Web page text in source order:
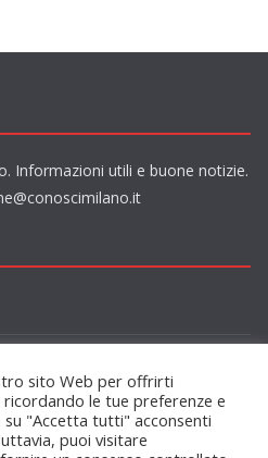
Informazioni utili e buone notizie.
sito Web per offrirti
le tue preferenze e
su "Accetta tutti" acconsenti
puoi visitare